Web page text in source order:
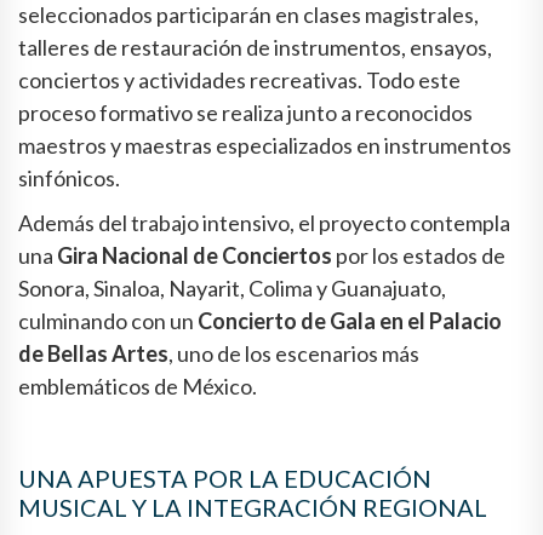
seleccionados participarán en clases magistrales,
talleres de restauración de instrumentos, ensayos,
conciertos y actividades recreativas. Todo este
proceso formativo se realiza junto a reconocidos
maestros y maestras especializados en instrumentos
sinfónicos.
Además del trabajo intensivo, el proyecto contempla
una Gira Nacional de Conciertos por los estados de
Sonora, Sinaloa, Nayarit, Colima y Guanajuato,
culminando con un Concierto de Gala en el Palacio
de Bellas Artes, uno de los escenarios más
emblemáticos de México.
UNA APUESTA POR LA EDUCACIÓN
MUSICAL Y LA INTEGRACIÓN REGIONAL